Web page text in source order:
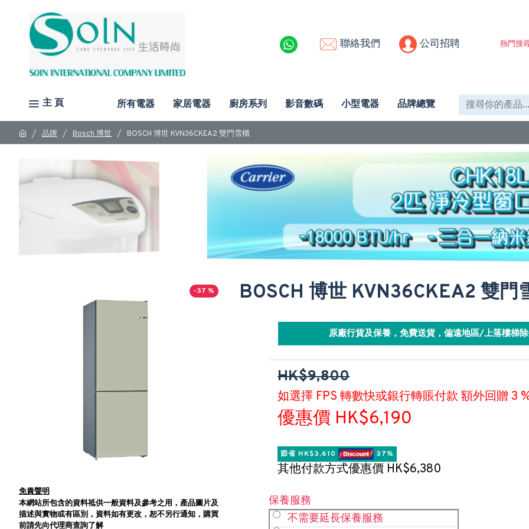
聯絡我們 公司招聘 熱門搜
主 頁 所有電器 家居電器 廚房系列 影音數碼 小型電器 品牌總覽
品牌 Bosch 博世 BOSCH 博世 KVN36CKEA2 雙門雪櫃
-37 %
免責聲明
本網站所包含的資料祗供一般資料及參考之用，產品圖片及
描述與實物或有區別，資料如有更改，恕不另行通知，購買
前請先向代理商查詢了解
BOSCH 博世 KVN36CKEA2 雙門
原廠行貨及保養，免費送貨，偏遠地區/上落樓梯
HK$9,800
如選擇 FPS 轉數快或銀行轉賬付款 額外回贈 3
優惠價 HK$6,190
節省 HK$3,610 37%
其他付款方式優惠價 HK$6,380
保養服務
不需要延長保養服務